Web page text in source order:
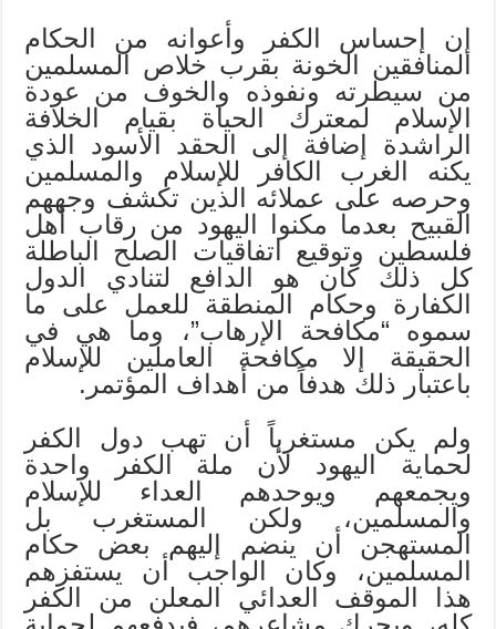
إن إحساس الكفر وأعوانه من الحكام
المنافقين الخونة بقرب خلاص المسلمين
من سيطرته ونفوذه والخوف من عودة
الإسلام لمعترك الحياة بقيام الخلافة
الراشدة إضافة إلى الحقد الأسود الذي
يكنه الغرب الكافر للإسلام والمسلمين
وحرصه على عملائه الذين تكشف وجههم
القبيح بعدما مكنوا اليهود من رقاب أهل
فلسطين وتوقيع اتفاقيات الصلح الباطلة
كل ذلك كان هو الدافع لتنادي الدول
الكفارة وحكام المنطقة للعمل على ما
سموه “مكافحة الإرهاب”، وما هي في
الحقيقة إلا مكافحة العاملين للإسلام
باعتبار ذلك هدفاً من أهداف المؤتمر.
ولم يكن مستغرباً أن تهب دول الكفر
لحماية اليهود لأن ملة الكفر واحدة
ويجمعهم ويوحدهم العداء للإسلام
والمسلمين، ولكن المستغرب بل
المستهجن أن ينضم إليهم بعض حكام
المسلمين، وكان الواجب أن يستفزهم
هذا الموقف العدائي المعلن من الكفر